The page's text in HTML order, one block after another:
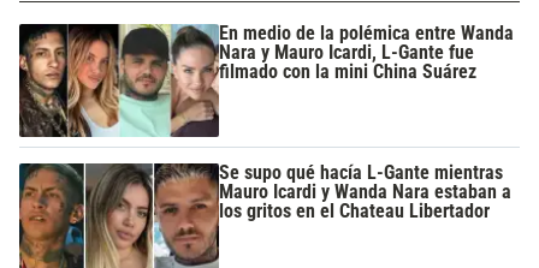
En medio de la polémica entre Wanda
Nara y Mauro Icardi, L-Gante fue
filmado con la mini China Suárez
Se supo qué hacía L-Gante mientras
Mauro Icardi y Wanda Nara estaban a
los gritos en el Chateau Libertador